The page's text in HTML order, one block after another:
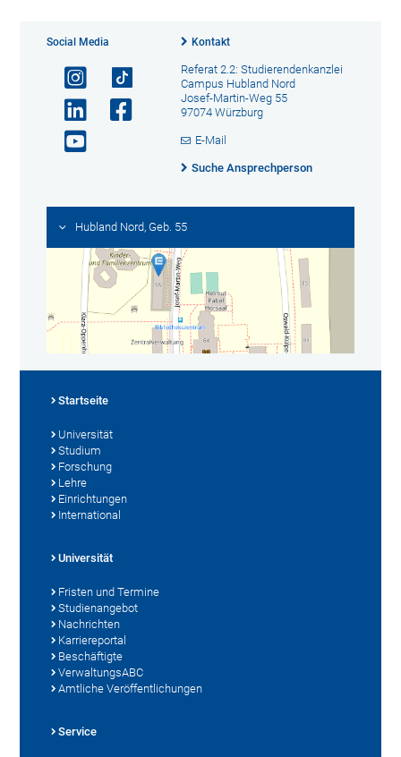
Social Media Kontakt
Referat 2.2: Studierendenkanzlei
Campus Hubland Nord
Josef-Martin-Weg 55
97074 Würzburg
E-Mail
Suche Ansprechperson
Hubland Nord, Geb. 55
Startseite
Universität
Studium
Forschung
Lehre
Einrichtungen
International
Universität
Fristen und Termine
Studienangebot
Nachrichten
Karriereportal
Beschäftigte
VerwaltungsABC
Amtliche Veröffentlichungen
Service